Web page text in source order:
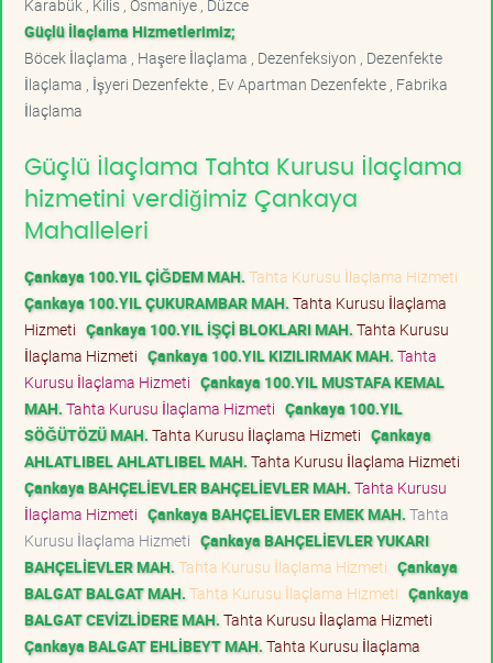
Karabük , Kilis , Osmaniye , Düzce
Güçlü İlaçlama Hizmetlerimiz;
Böcek İlaçlama , Haşere İlaçlama , Dezenfeksiyon , Dezenfekte
İlaçlama , İşyeri Dezenfekte , Ev Apartman Dezenfekte , Fabrika
İlaçlama
Güçlü İlaçlama Tahta Kurusu İlaçlama
hizmetini verdiğimiz Çankaya
Mahalleleri
Çankaya 100.YIL ÇİĞDEM MAH. Tahta Kurusu İlaçlama Hizmeti
Çankaya 100.YIL ÇUKURAMBAR MAH. Tahta Kurusu İlaçlama
Hizmeti Çankaya 100.YIL İŞÇİ BLOKLARI MAH. Tahta Kurusu
İlaçlama Hizmeti Çankaya 100.YIL KIZILIRMAK MAH. Tahta
Kurusu İlaçlama Hizmeti Çankaya 100.YIL MUSTAFA KEMAL
MAH. Tahta Kurusu İlaçlama Hizmeti Çankaya 100.YIL
SÖĞÜTÖZÜ MAH. Tahta Kurusu İlaçlama Hizmeti Çankaya
AHLATLIBEL AHLATLIBEL MAH. Tahta Kurusu İlaçlama Hizmeti
Çankaya BAHÇELİEVLER BAHÇELİEVLER MAH. Tahta Kurusu
İlaçlama Hizmeti Çankaya BAHÇELİEVLER EMEK MAH. Tahta
Kurusu İlaçlama Hizmeti Çankaya BAHÇELİEVLER YUKARI
BAHÇELİEVLER MAH. Tahta Kurusu İlaçlama Hizmeti Çankaya
BALGAT BALGAT MAH. Tahta Kurusu İlaçlama Hizmeti Çankaya
BALGAT CEVİZLİDERE MAH. Tahta Kurusu İlaçlama Hizmeti
Çankaya BALGAT EHLİBEYT MAH. Tahta Kurusu İlaçlama